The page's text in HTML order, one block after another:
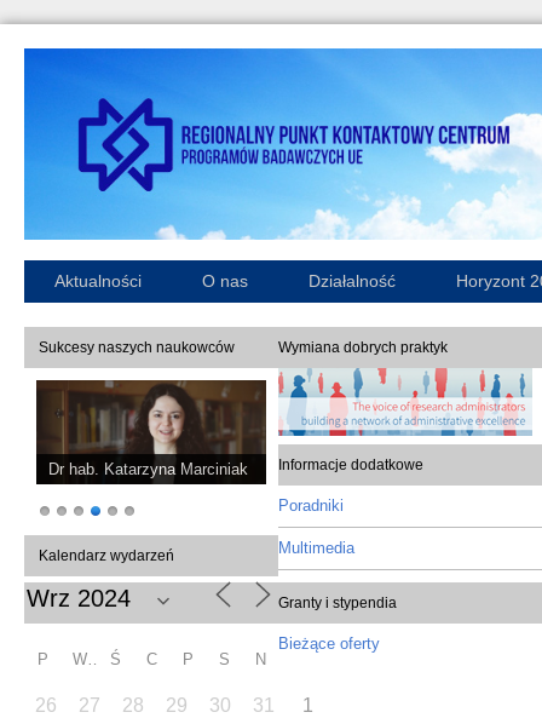
Aktualności O nas Działalność Horyzont
Sukcesy naszych naukowców
Dr hab. Katarzyna Marciniak
Kalendarz wydarzeń
P Ś C P S N
26 27 28 29 30 31 1
Wymiana dobrych praktyk
Informacje dodatkowe
Poradniki
Multimedia
Granty i stypendia
Bieżące oferty